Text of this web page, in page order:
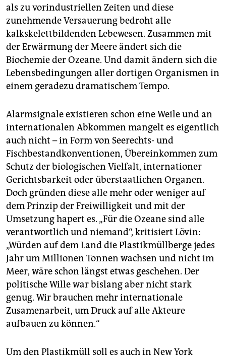
als zu vorindustriellen Zeiten und diese
zunehmende Versauerung bedroht alle
kalkskelettbildenden Lebewesen. Zusammen mit
der Erwärmung der Meere ändert sich die
Biochemie der Ozeane. Und damit ändern sich die
Lebensbedingungen aller dortigen Organismen in
einem geradezu dramatischem Tempo.
Alarmsignale existieren schon eine Weile und an
internationalen Abkommen mangelt es eigentlich
auch nicht – in Form von Seerechts- und
Fischbestandkonventionen, Übereinkommen zum
Schutz der biologischen Vielfalt, internationer
Gerichtsbarkeit oder überstaatlichen Organen.
Doch gründen diese alle mehr oder weniger auf
dem Prinzip der Freiwilligkeit und mit der
Umsetzung hapert es. „Für die Ozeane sind alle
verantwortlich und niemand“, kritisiert Lövin:
„Würden auf dem Land die Plastikmüllberge jedes
Jahr um Millionen Tonnen wachsen und nicht im
Meer, wäre schon längst etwas geschehen. Der
politische Wille war bislang aber nicht stark
genug. Wir brauchen mehr internationale
Zusamenarbeit, um Druck auf alle Akteure
aufbauen zu können.“
Um den Plastikmüll soll es auch in New York